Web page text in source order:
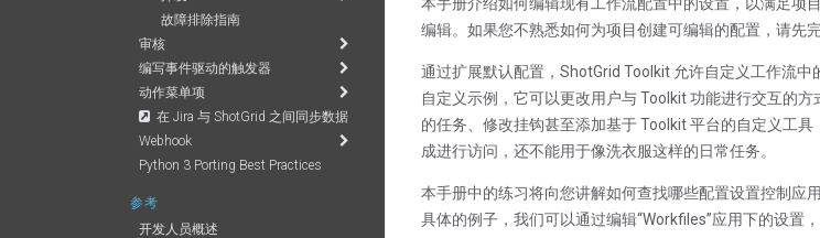
故障排除指南
审核
编写事件驱动的触发器
动作菜单项
在 Jira 与 ShotGrid 之间同步数据
Webhook
Python 3 Porting Best Practices
参考
开发人员概述
编辑。如果您不熟悉如何为项目创建可编辑的配置，请先
通过扩展默认配置，ShotGrid Toolkit 允许自定义工作流
自定义示例，它可以更改用户与 Toolkit 功能进行交互的
的任务、修改挂钩甚至添加基于 Toolkit 平台的自定义工
成进行访问，还不能用于像洗衣服这样的日常任务。
本手册中的练习将向您讲解如何查找哪些配置设置控制应
具体的例子，我们可以通过编辑“Workfiles”应用下的设置